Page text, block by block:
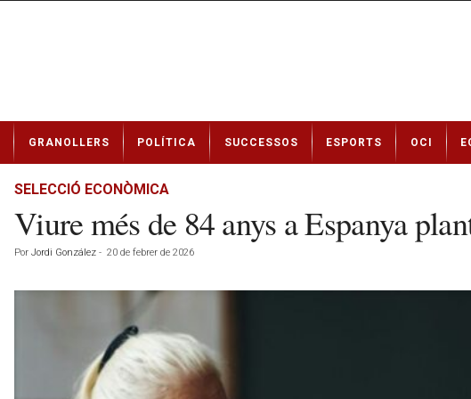
t
GRANOLLERS POLÍTICA SUCCESSOS ESPORTS OCI
SELECCIÓ ECONÒMICA
Viure més de 84 anys a Espanya
Por Jordi González - 20 de febrer de 2026